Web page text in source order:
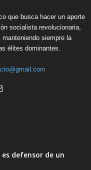
que busca hacer un aporte
socialista revolucionaria,
siempre la
élites dominantes.
defensor de un